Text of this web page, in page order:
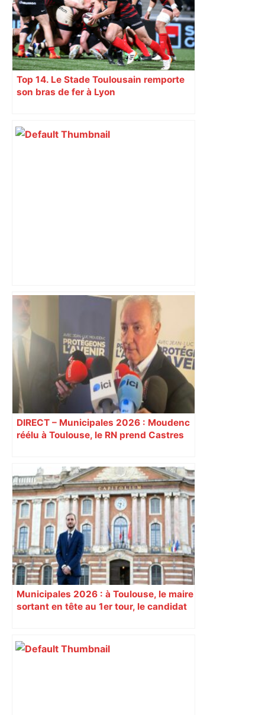
Top 14. Le Stade Toulousain remporte
son bras de fer à Lyon
"C’est l’une des plus fortes
fréquentations du circuit" : Toulouse
est-elle la capitale du poker amateur –
ladepeche.fr
DIRECT – Municipales 2026 : Moudenc
réélu à Toulouse, le RN prend Castres
Municipales 2026 : à Toulouse, le maire
sortant en tête au 1er tour, le candidat